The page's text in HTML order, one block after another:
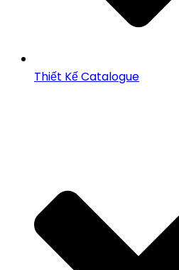
Thiết Kế Catalogue